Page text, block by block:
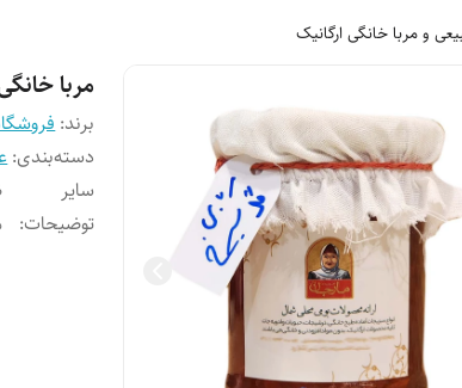
و مربا خانگی ارگانیک
مربا خانگی
برند:
دسته‌بندی:
سایر
توضیحات: